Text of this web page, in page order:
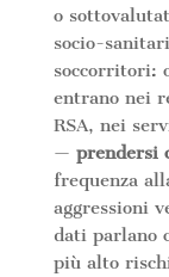
o
socio-
soccorritori:
entrano nei
RSA, nei
— prendersi
frequenza
aggressioni
dati parlano
più alto